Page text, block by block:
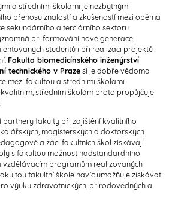
a středními školami je nezbytným
přenosu znalostí a zkušeností mezi oběma
sekundárního a terciárního sektoru
při formování nové generace,
studentů i při realizaci projektů
Fakulta biomedicínského inženýrství
technického v Prazesi je dobře vědoma
mezi fakultou a středními školami.
středním školám proto propůjčuje
partnery fakulty při zajištění kvalitního
magisterských a doktorských
a žáci fakultních škol získávají
s fakultou možnost nadstandardního
vzdělávacím programům realizovaných
fakultní škole navíc umožňuje získávat
výuku zdravotnických, přírodovědných a